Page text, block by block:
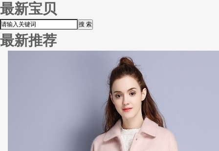
最新宝贝
最新推荐